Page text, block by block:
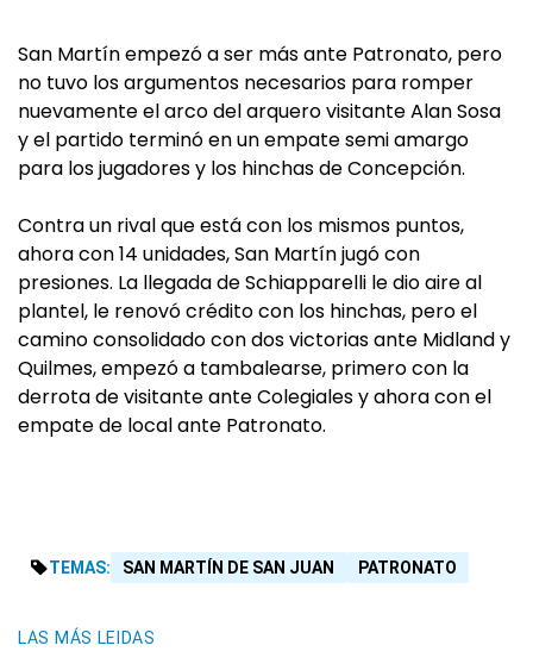
San Martín empezó a ser más ante Patronato, pero
no tuvo los argumentos necesarios para romper
nuevamente el arco del arquero visitante Alan Sosa
y el partido terminó en un empate semi amargo
para los jugadores y los hinchas de Concepción.
Contra un rival que está con los mismos puntos,
ahora con 14 unidades, San Martín jugó con
presiones. La llegada de Schiapparelli le dio aire al
plantel, le renovó crédito con los hinchas, pero el
camino consolidado con dos victorias ante Midland y
Quilmes, empezó a tambalearse, primero con la
derrota de visitante ante Colegiales y ahora con el
empate de local ante Patronato.
TEMAS: SAN MARTÍN DE SAN JUAN PATRONATO
LAS MÁS LEIDAS